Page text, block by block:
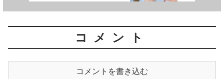
コメント
コメントを書き込む